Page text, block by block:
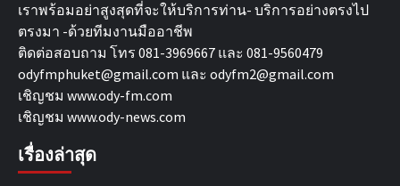
เราพร้อมอย่าสูงสุดที่จะให้บริการท่าน- บริการอย่างตรงไป
ตรงมา -ด้วยทีมงานมืออาชีพ
ติดต่อสอบถาม โทร 081-3969667 และ 081-9560479
odyfmphuket@gmail.com และ odyfm2@gmail.com
เชิญชม www.ody-fm.com
เชิญชม www.ody-news.com
เรื่องล่าสุด